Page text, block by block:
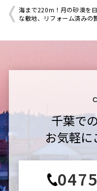
海まで220m！月の砂漠を
な敷地、リフォーム済みの
千葉で
お気軽に